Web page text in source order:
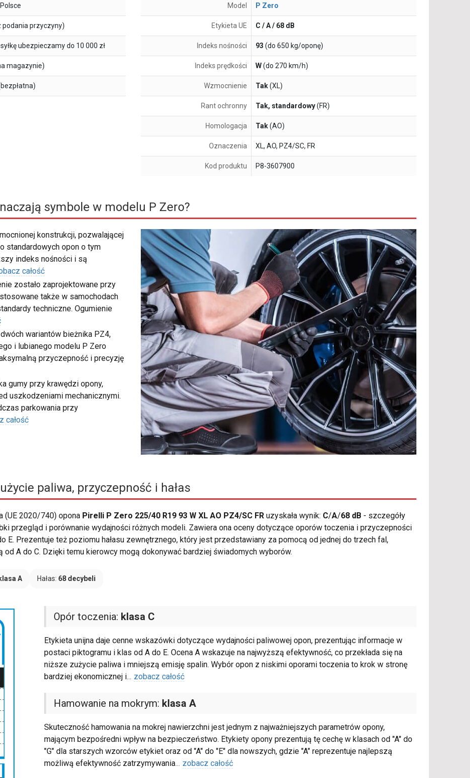
podania przyczyny)
ubezpieczamy do 10 000 zł
magazynie)
Model P Zero
Etykieta UE C / A / 68 dB
Indeks nośności 93 (do 650 kg/oponę)
Indeks prędkości W(do 270 km/h)
Wzmocnienie Tak(XL)
Rant ochronny Tak, standardowy(FR)
Homologacja Tak(AO)
Oznaczenia XL, AO, PZ4/SC, FR
Kod produktu P8-3607900
symbole w modelu P Zero?
konstrukcji, pozwalającej
standardowych opon o tym
indeks nośności i są
całość
zostało zaprojektowane przy
także w samochodach
techniczne. Ogumienie
wariantów bieżnika PZ4,
i lubianego modelu P Zero
przyczepność i precyzję
gumy przy krawędzi opony,
uszkodzeniami mechanicznymi.
parkowania przy
całość
paliwa, przyczepność i hałas
(UE 2020/740) opona Pirelli P Zero 225/40 R19 93 W XL AO PZ4/SC FR uzyskała wynik: C/A/68 dB - szczegóły
przegląd i porównanie wydajności różnych modeli. Zawiera ona oceny dotyczące oporów toczenia i przyczepności
E. Prezentuje też poziomu hałasu zewnętrznego, który jest przedstawiany za pomocą od jednej do trzech fal,
A do C. Dzięki temu kierowcy mogą dokonywać bardziej świadomych wyborów.
klasa A Hałas: 68 decybeli
Opór toczenia: klasa C
Etykieta unijna daje cenne wskazówki dotyczące wydajności paliwowej opon, prezentując informacje w
postaci piktogramu i klas od A do E. Ocena A wskazuje na najwyższą efektywność, co przekłada się na
niższe zużycie paliwa i mniejszą emisję spalin. Wybór opon z niskimi oporami toczenia to krok w stronę
bardziej ekonomicznej i... zobacz całość
Hamowanie na mokrym: klasa A
Skuteczność hamowania na mokrej nawierzchni jest jednym z najważniejszych parametrów opony,
mającym bezpośredni wpływ na bezpieczeństwo. Etykiety opony prezentują tę cechę w klasach od "A" do
"G" dla starszych wzorców etykiet oraz od "A" do "E" dla nowszych, gdzie "A" reprezentuje najlepszą
możliwą efektywność zatrzymywania... zobacz całość